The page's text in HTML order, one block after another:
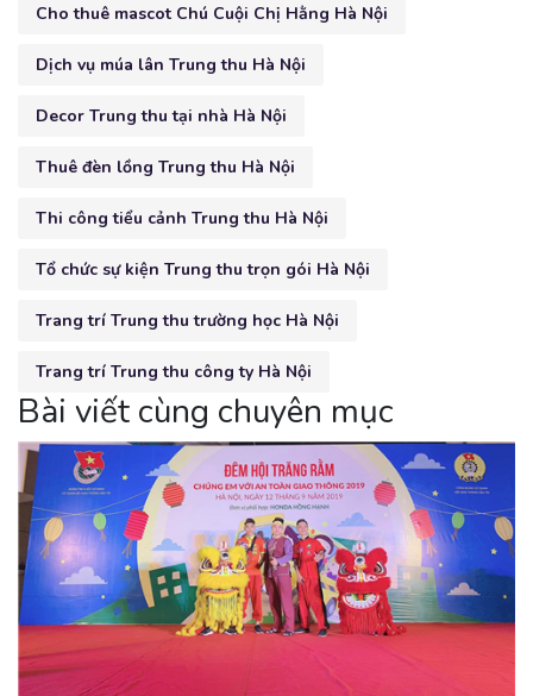
Cho thuê mascot Chú Cuội Chị Hằng Hà Nội
Dịch vụ múa lân Trung thu Hà Nội
Decor Trung thu tại nhà Hà Nội
Thuê đèn lồng Trung thu Hà Nội
Thi công tiểu cảnh Trung thu Hà Nội
Tổ chức sự kiện Trung thu trọn gói Hà Nội
Trang trí Trung thu trường học Hà Nội
Trang trí Trung thu công ty Hà Nội
Bài viết cùng chuyên mục